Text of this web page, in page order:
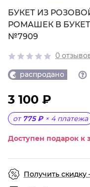
БУКЕТ ИЗ
РОМАШЕК В
№7909
0
распродано
3 100 ₽
от 775 ₽ × 4 платежа
Доступен подарок к
Получить скидку